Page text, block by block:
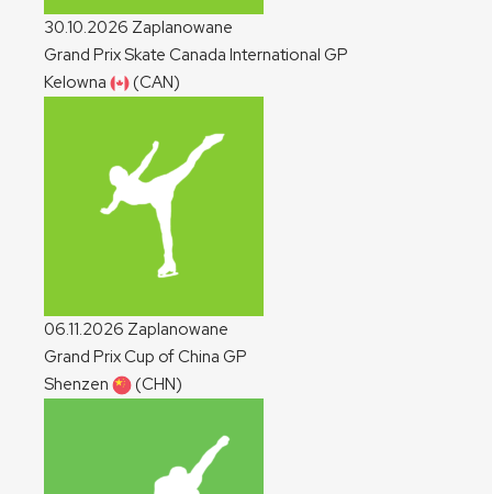
30.10.2026 Zaplanowane
Grand Prix Skate Canada International GP
Kelowna
(CAN)
06.11.2026 Zaplanowane
Grand Prix Cup of China GP
Shenzen
(CHN)